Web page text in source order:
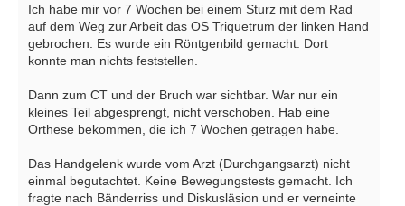
Ich habe mir vor 7 Wochen bei einem Sturz mit dem Rad
auf dem Weg zur Arbeit das OS Triquetrum der linken Hand
gebrochen. Es wurde ein Röntgenbild gemacht. Dort
konnte man nichts feststellen.
Dann zum CT und der Bruch war sichtbar. War nur ein
kleines Teil abgesprengt, nicht verschoben. Hab eine
Orthese bekommen, die ich 7 Wochen getragen habe.
Das Handgelenk wurde vom Arzt (Durchgangsarzt) nicht
einmal begutachtet. Keine Bewegungstests gemacht. Ich
fragte nach Bänderriss und Diskusläsion und er verneinte